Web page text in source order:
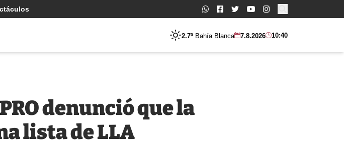
Buscar:
2.7º Bahía Blanca 7.8.2026 10:40
denunció que la
lista de LLA